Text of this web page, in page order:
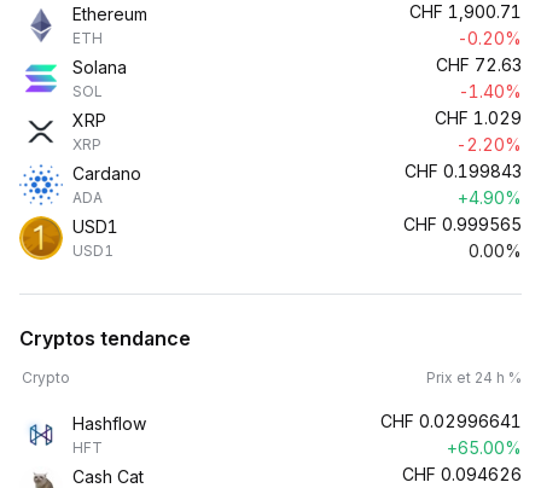
Ethereum
ETH
CHF 1,900.71
-0.20%
Solana
SOL
CHF 72.63
-1.40%
XRP
XRP
CHF 1.029
-2.20%
Cardano
ADA
CHF 0.199843
+4.90%
USD1
USD1
CHF 0.999565
0.00%
Cryptos tendance
Crypto Prix et 24 h %
Hashflow
HFT
CHF 0.02996641
+65.00%
Cash Cat
CHF 0.094626